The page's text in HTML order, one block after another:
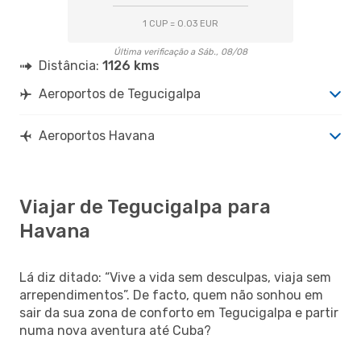
1 CUP = 0.03 EUR
Última verificação a Sáb., 08/08
Distância: 1126 kms
Aeroportos de Tegucigalpa
Aeroportos Havana
Viajar de Tegucigalpa para
Havana
Lá diz ditado: “Vive a vida sem desculpas, viaja sem
arrependimentos”. De facto, quem não sonhou em
sair da sua zona de conforto em Tegucigalpa e partir
numa nova aventura até Cuba?